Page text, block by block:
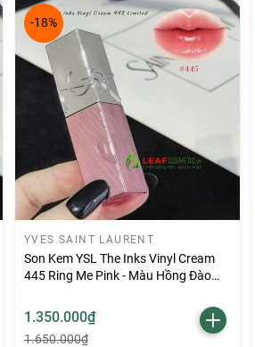
-18%
YVES SAINT LAURENT
Son Kem YSL The Inks Vinyl Cream
445 Ring Me Pink - Màu Hồng Đào
1.350.000₫
1.650.000₫